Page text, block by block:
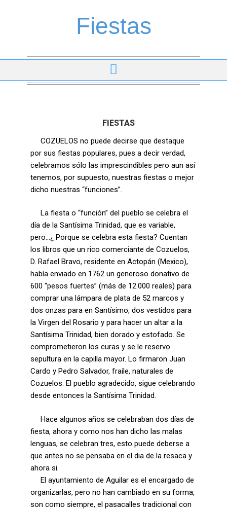
Fiestas
FIESTAS
COZUELOS no puede decirse que destaque
por sus fiestas populares, pues a decir verdad,
celebramos sólo las imprescindibles pero aun así
tenemos, por supuesto, nuestras fiestas o mejor
dicho nuestras “funciones”.
La fiesta o “función” del pueblo se celebra el
día de la Santísima Trinidad, que es variable,
pero…¿ Porque se celebra esta fiesta? Cuentan
los libros que un rico comerciante de Cozuelos,
D. Rafael Bravo, residente en Actopán (Mexico),
había enviado en 1762 un generoso donativo de
600 “pesos fuertes” (más de 12.000 reales) para
comprar una lámpara de plata de 52 marcos y
dos onzas para en Santísimo, dos vestidos para
la Virgen del Rosario y para hacer un altar a la
Santísima Trinidad, bien dorado y estofado. Se
comprometieron los curas y se le reservo
sepultura en la capilla mayor. Lo firmaron Juan
Cardo y Pedro Salvador, fraile, naturales de
Cozuelos. El pueblo agradecido, sigue celebrando
desde entonces la Santísima Trinidad.
Hace algunos años se celebraban dos días de
fiesta, ahora y como nos han dicho las malas
lenguas, se celebran tres, esto puede deberse a
que antes no se pensaba en el dia de la resaca y
ahora si.
El ayuntamiento de Aguilar es el encargado de
organizarlas, pero no han cambiado en su forma,
son como siempre, el pasacalles tradicional con